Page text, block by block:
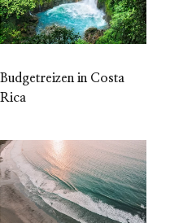
Budgetreizen in Costa
Rica